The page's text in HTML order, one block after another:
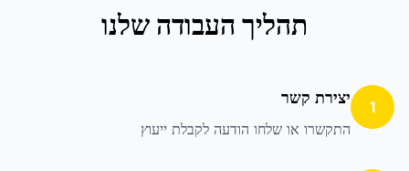
תהליך העבודה שלנו
1 יצירת קשר
התקשרו או שלחו הודעה לקבלת ייעוץ